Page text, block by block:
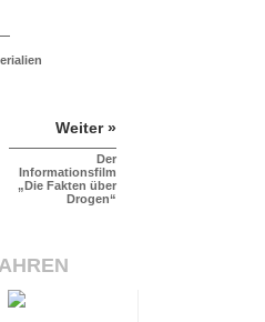
Weiter »
Der
Informationsfilm
„Die Fakten über
Drogen“